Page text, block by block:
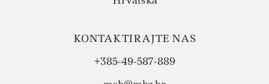
KONTAKTIRAJTE NAS
+385-49-587-889